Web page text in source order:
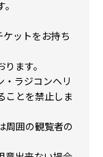
ットをお持ち
ます。
ラジコンヘリ
ことを禁止しま
周囲の観覧者の